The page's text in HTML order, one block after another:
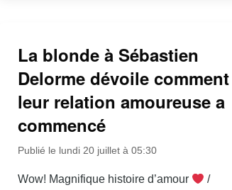
La blonde à Sébastien
Delorme dévoile comment
leur relation amoureuse a
commencé
Publié le lundi 20 juillet à 05:30
Wow! Magnifique histoire d’amour
/